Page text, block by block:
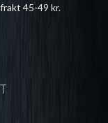
45-49 kr.